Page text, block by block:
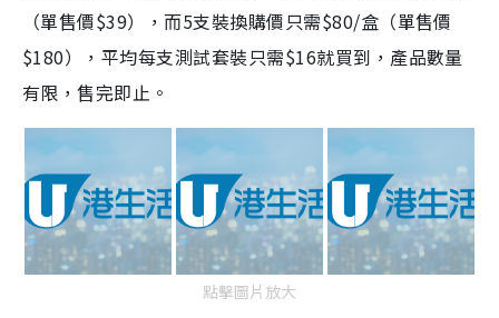
（單售價$39），而5支裝換購價只需$80/盒（單售價
$180），平均每支測試套裝只需$16就買到，產品數量
有限，售完即止。
點擊圖片放大